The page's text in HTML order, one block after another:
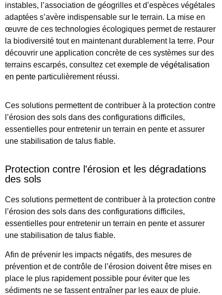
instables, l’association de géogrilles et d’espèces végétales
adaptées s’avère indispensable sur le terrain. La mise en
œuvre de ces technologies écologiques permet de restaurer
la biodiversité tout en maintenant durablement la terre. Pour
découvrir une application concrète de ces systèmes sur des
terrains escarpés, consultez cetexemple de végétalisation
en pente particulièrement réussi.
Ces solutions permettent de contribuer à la protection contre
l’érosion des sols dans des configurations difficiles,
essentielles pour entretenir un terrain en pente et assurer
une stabilisation de talus fiable.
Protection contre l'érosion et les dégradations
des sols
Ces solutions permettent de contribuer à la protection contre
l’érosion des sols dans des configurations difficiles,
essentielles pour entretenir un terrain en pente et assurer
une stabilisation de talus fiable.
Afin de prévenir les impacts négatifs, des mesures de
prévention et de contrôle de l’érosion doivent être mises en
place le plus rapidement possible pour éviter que les
sédiments ne se fassent entraîner par les eaux de pluie.